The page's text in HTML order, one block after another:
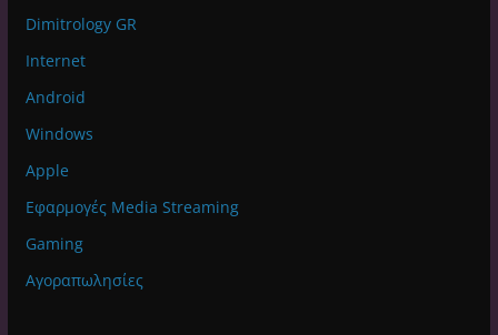
Dimitrology GR
Internet
Android
Windows
Apple
Εφαρμογές Media Streaming
Gaming
Αγοραπωλησίες